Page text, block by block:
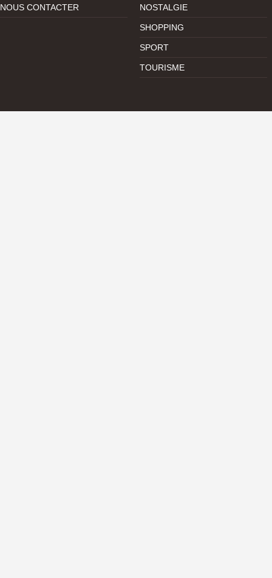
NOUS CONTACTER NOSTALGIE
SHOPPING
SPORT
TOURISME